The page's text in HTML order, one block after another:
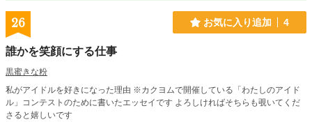
26 お気に入り追加 4
誰かを笑顔にする仕事
黒蜜きな粉
私がアイドルを好きになった理由 ※カクヨムで開催している「わたしのアイド
ル」コンテストのために書いたエッセイです よろしければそちらも覗いてくだ
さると嬉しいです